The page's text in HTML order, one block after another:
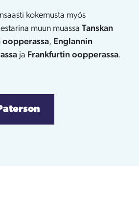
kokemusta myös
muun muassa Tanskan
oopperassa, Englannin
ja Frankfurtin oopperassa.